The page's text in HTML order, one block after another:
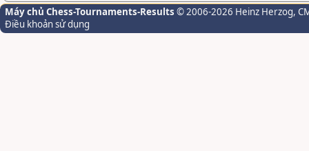
Máy chủ Chess-Tournaments-Results © 2006-2026 Heinz Herzog,
Điều khoản sử dụng